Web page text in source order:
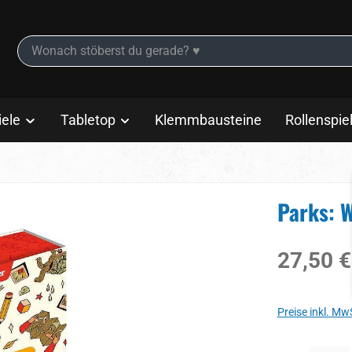
Tabletop Klemmbausteine
Parks:
Regulärer
27,50 €
Preise inkl.